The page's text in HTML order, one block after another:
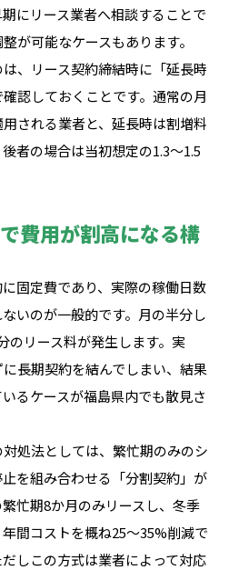
にリース業者へ相談することで
が可能なケースもあります。
、リース契約締結時に「延長時
認しておくことです。通常の月
される業者と、延長時は割増料
者の場合は当初想定の1.3〜1.5
費用が割高になる構
固定費であり、実際の稼働日数
いのが一般的です。月の半分し
のリース料が発生します。実
長期契約を結んでしまい、結果
るケースが福島県内でも散見さ
処法としては、繁忙期のみのシ
を組み合わせる「分割契約」が
忙期8か月のみリースし、冬季
間コストを概ね25〜35%削減で
しこの方式は業者によって対応